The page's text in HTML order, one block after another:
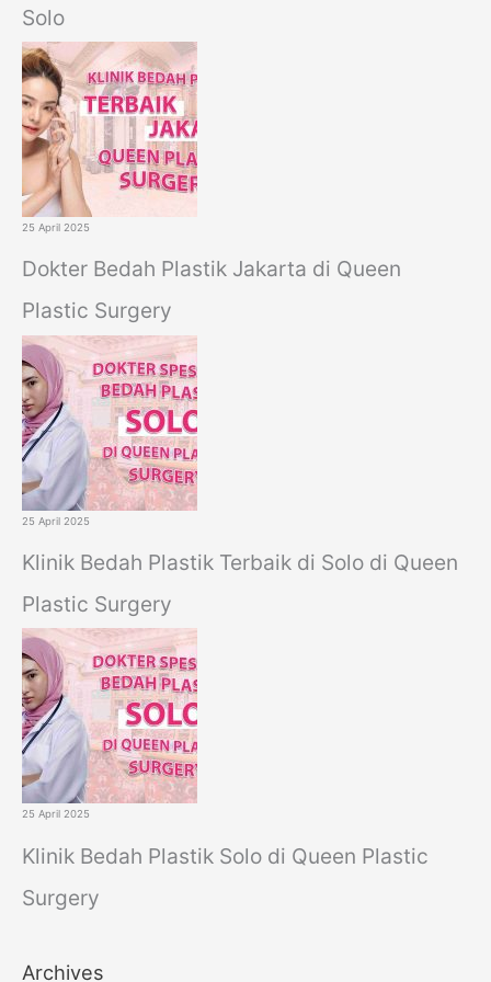
Solo
25 April 2025
Dokter Bedah Plastik Jakarta di Queen
Plastic Surgery
25 April 2025
Klinik Bedah Plastik Terbaik di Solo di Queen
Plastic Surgery
25 April 2025
Klinik Bedah Plastik Solo di Queen Plastic
Surgery
Archives